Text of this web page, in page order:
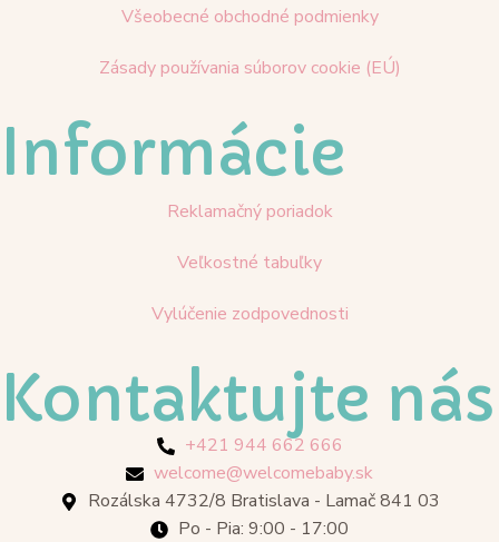
Všeobecné obchodné podmienky
Zásady používania súborov cookie (EÚ)
Informácie
Reklamačný poriadok
Veľkostné tabuľky
Vylúčenie zodpovednosti
Kontaktujte nás
+421 944 662 666
welcome@welcomebaby.sk
Rozálska 4732/8 Bratislava - Lamač 841 03
Po - Pia: 9:00 - 17:00